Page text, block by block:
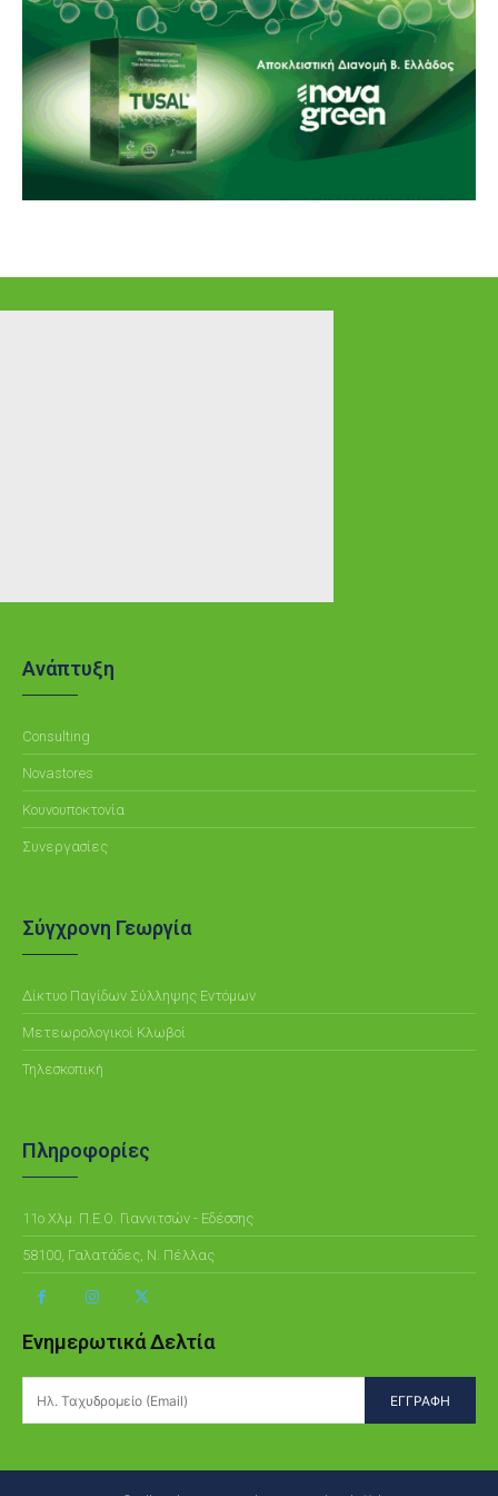
Ανάπτυξη
Consulting
Novastores
Κουνουποκτονία
Συνεργασίες
Σύγχρονη Γεωργία
Δίκτυο Παγίδων Σύλληψης Εντόμων
Μετεωρολογικοί Κλωβοί
Τηλεσκοπική
Πληροφορίες
11ο Χλμ. Π.Ε.Ο. Γιαννιτσών - Εδέσσης
58100, Γαλατάδες, Ν. Πέλλας
Ενημερωτικά Δελτία
ΕΓΓΡΑΦΗ